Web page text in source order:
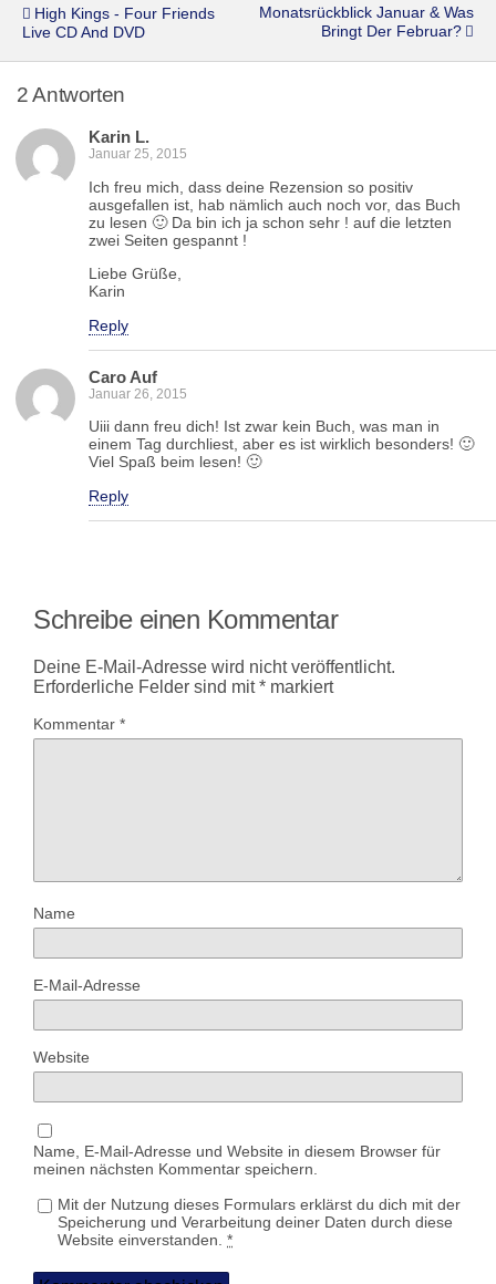
High Kings - Four Friends
Live CD And DVD
Monatsrückblick Januar & Was
Bringt Der Februar?
2 Antworten
Karin L.
Januar 25, 2015
Ich freu mich, dass deine Rezension so positiv
ausgefallen ist, hab nämlich auch noch vor, das Buch
zu lesen 🙂 Da bin ich ja schon sehr ! auf die letzten
zwei Seiten gespannt !
Liebe Grüße,
Karin
Reply
Caro Auf
Januar 26, 2015
Uiii dann freu dich! Ist zwar kein Buch, was man in
einem Tag durchliest, aber es ist wirklich besonders! 🙂
Viel Spaß beim lesen! 🙂
Reply
Schreibe einen Kommentar
Deine E-Mail-Adresse wird nicht veröffentlicht.
Erforderliche Felder sind mit* markiert
Kommentar *
Name
E-Mail-Adresse
Website
Name, E-Mail-Adresse und Website in diesem Browser für
meinen nächsten Kommentar speichern.
Mit der Nutzung dieses Formulars erklärst du dich mit der
Speicherung und Verarbeitung deiner Daten durch diese
Website einverstanden. *